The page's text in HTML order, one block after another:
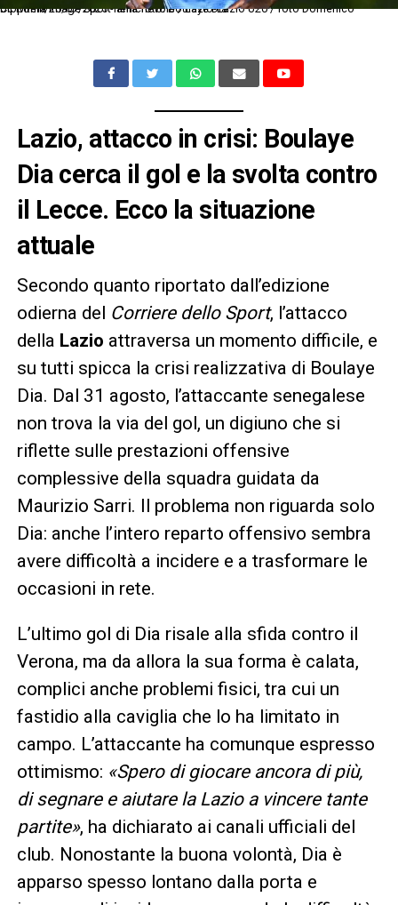
Dc Roma 20/07/2025 - amichevole / Lazio-Lazio U20 / foto Domenico Cippitelli/Image Sport nella foto: Boulaye Dia
Lazio, attacco in crisi: Boulaye
Dia cerca il gol e la svolta contro
il Lecce. Ecco la situazione
attuale
Secondo quanto riportato dall’edizione
odierna del Corriere dello Sport, l’attacco
della Lazio attraversa un momento difficile, e
su tutti spicca la crisi realizzativa di Boulaye
Dia. Dal 31 agosto, l’attaccante senegalese
non trova la via del gol, un digiuno che si
riflette sulle prestazioni offensive
complessive della squadra guidata da
Maurizio Sarri. Il problema non riguarda solo
Dia: anche l’intero reparto offensivo sembra
avere difficoltà a incidere e a trasformare le
occasioni in rete.
L’ultimo gol di Dia risale alla sfida contro il
Verona, ma da allora la sua forma è calata,
complici anche problemi fisici, tra cui un
fastidio alla caviglia che lo ha limitato in
campo. L’attaccante ha comunque espresso
ottimismo: «Spero di giocare ancora di più,
di segnare e aiutare la Lazio a vincere tante
partite», ha dichiarato ai canali ufficiali del
club. Nonostante la buona volontà, Dia è
apparso spesso lontano dalla porta e